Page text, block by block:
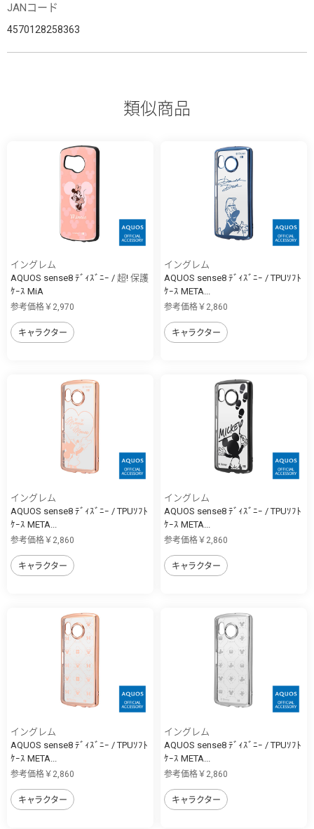
JANコード
4570128258363
類似商品
イングレム
AQUOS sense8 ﾃﾞｨｽﾞﾆｰ / 超! 保護
ｹｰｽ MiA
参考価格￥2,970
キャラクター
イングレム
AQUOS sense8 ﾃﾞｨｽﾞﾆｰ / TPUｿﾌﾄ
ｹｰｽ META...
参考価格￥2,860
キャラクター
イングレム
AQUOS sense8 ﾃﾞｨｽﾞﾆｰ / TPUｿﾌﾄ
ｹｰｽ META...
参考価格￥2,860
キャラクター
イングレム
AQUOS sense8 ﾃﾞｨｽﾞﾆｰ / TPUｿﾌﾄ
ｹｰｽ META...
参考価格￥2,860
キャラクター
イングレム
AQUOS sense8 ﾃﾞｨｽﾞﾆｰ / TPUｿﾌﾄ
ｹｰｽ META...
参考価格￥2,860
キャラクター
イングレム
AQUOS sense8 ﾃﾞｨｽﾞﾆｰ / TPUｿﾌﾄ
ｹｰｽ META...
参考価格￥2,860
キャラクター